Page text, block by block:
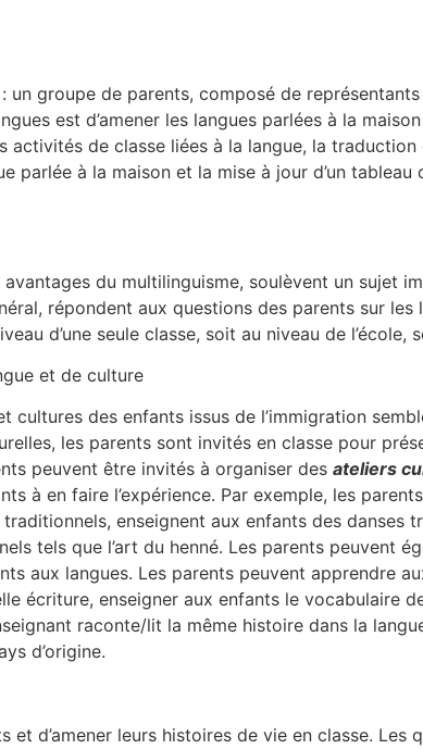
groupe de parents, composé de
est d’amener les langues parlées à la
de classe liées à la langue, la traduction
à la maison et la mise à jour d’un tableau
du multilinguisme, soulèvent un sujet
répondent aux questions des parents sur les
d’une seule classe, soit au niveau de l’école,
et de culture
cultures des enfants issus de l’immigration
les parents sont invités en classe pour
peuvent être invités à organiser des ateliers
à en faire l’expérience. Par exemple, les
enseignent aux enfants des danses
tels que l’art du henné. Les parents peuvent
aux langues. Les parents peuvent apprendre
écriture, enseigner aux enfants le vocabulaire
raconte/lit la même histoire dans la
d’origine.
d’amener leurs histoires de vie en classe. Les